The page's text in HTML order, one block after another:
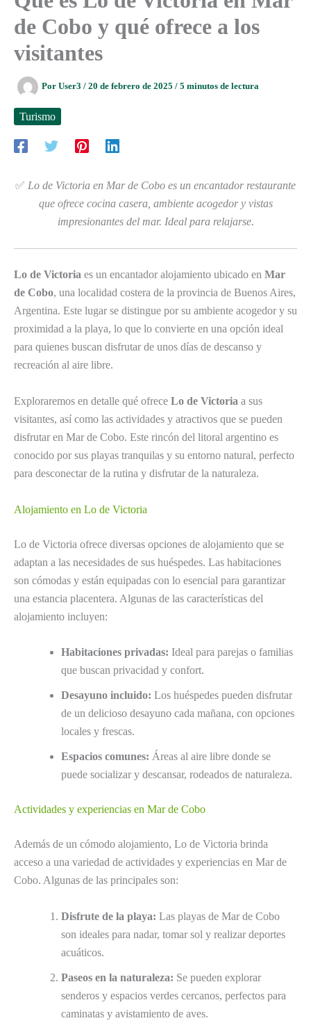
de Cobo y qué ofrece a los
visitantes
Por User3 / 20 de febrero de 2025 / 5 minutos de lectura
Turismo
✅ Lo de Victoria en Mar de Cobo es un encantador restaurante
que ofrece cocina casera, ambiente acogedor y vistas
impresionantes del mar. Ideal para relajarse.
Lo de Victoria es un encantador alojamiento ubicado en Mar
de Cobo, una localidad costera de la provincia de Buenos Aires,
Argentina. Este lugar se distingue por su ambiente acogedor y su
proximidad a la playa, lo que lo convierte en una opción ideal
para quienes buscan disfrutar de unos días de descanso y
recreación al aire libre.
Exploraremos en detalle qué ofrece Lo de Victoria a sus
visitantes, así como las actividades y atractivos que se pueden
disfrutar en Mar de Cobo. Este rincón del litoral argentino es
conocido por sus playas tranquilas y su entorno natural, perfecto
para desconectar de la rutina y disfrutar de la naturaleza.
Alojamiento en Lo de Victoria
Lo de Victoria ofrece diversas opciones de alojamiento que se
adaptan a las necesidades de sus huéspedes. Las habitaciones
son cómodas y están equipadas con lo esencial para garantizar
una estancia placentera. Algunas de las características del
alojamiento incluyen:
Habitaciones privadas: Ideal para parejas o familias
que buscan privacidad y confort.
Desayuno incluido: Los huéspedes pueden disfrutar
de un delicioso desayuno cada mañana, con opciones
locales y frescas.
Espacios comunes: Áreas al aire libre donde se
puede socializar y descansar, rodeados de naturaleza.
Actividades y experiencias en Mar de Cobo
Además de un cómodo alojamiento, Lo de Victoria brinda
acceso a una variedad de actividades y experiencias en Mar de
Cobo. Algunas de las principales son:
Disfrute de la playa: Las playas de Mar de Cobo
son ideales para nadar, tomar sol y realizar deportes
acuáticos.
Paseos en la naturaleza: Se pueden explorar
senderos y espacios verdes cercanos, perfectos para
caminatas y avistamiento de aves.